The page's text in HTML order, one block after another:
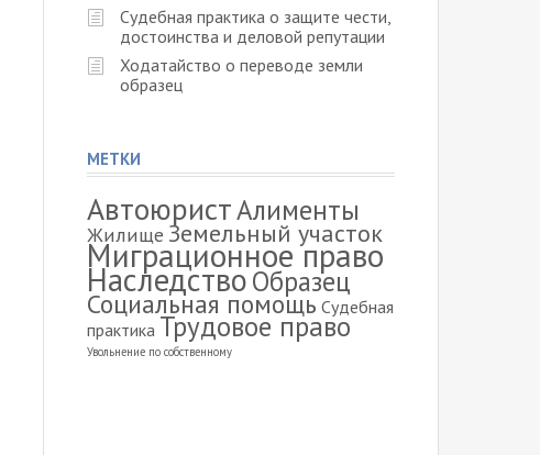
Судебная практика о защите чести,
достоинства и деловой репутации
Ходатайство о переводе земли
образец
МЕТКИ
АвтоюристАлименты
Жилище Земельный участок
Миграционное право
НаследствоОбразец
Социальная помощь Судебная
практика Трудовое право
Увольнение по собственному